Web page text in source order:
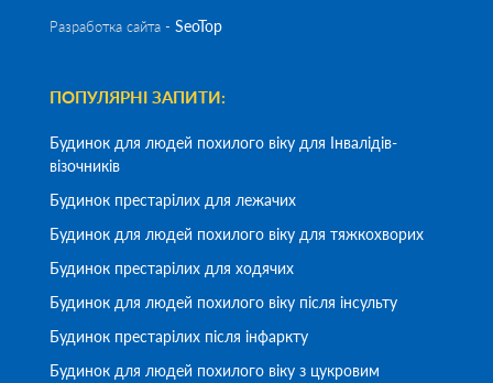
Разработка сайта - SeoTop
ПОПУЛЯРНІ ЗАПИТИ:
Будинок для людей похилого віку для Інвалідів-
візочників
Будинок престарілих для лежачих
Будинок для людей похилого віку для тяжкохворих
Будинок престарілих для ходячих
Будинок для людей похилого віку після інсульту
Будинок престарілих після інфаркту
Будинок для людей похилого віку з цукровим